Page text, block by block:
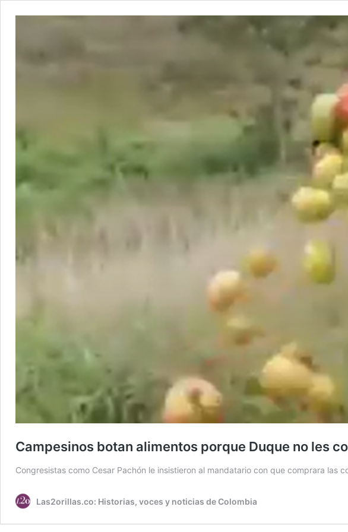
Campesinos botan alimentos porque Duque no les
Congresistas como Cesar Pachón le insistieron al mandatario con que comprara las
Las2orillas.co: Historias, voces y noticias de Colombia